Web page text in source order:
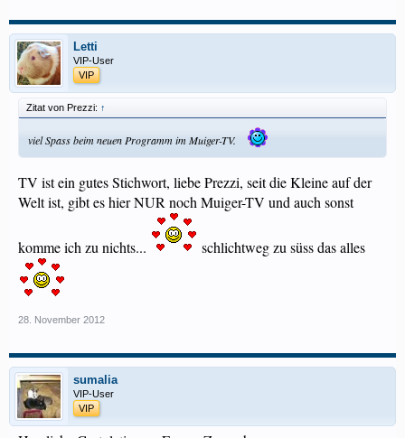
Letti
VIP-User
VIP
Zitat von Prezzi: ↑
viel Spass beim neuen Programm im Muiger-TV.
TV ist ein gutes Stichwort, liebe Prezzi, seit die Kleine auf der
Welt ist, gibt es hier NUR noch Muiger-TV und auch sonst
komme ich zu nichts... schlichtweg zu süss das alles
28. November 2012
sumalia
VIP-User
VIP